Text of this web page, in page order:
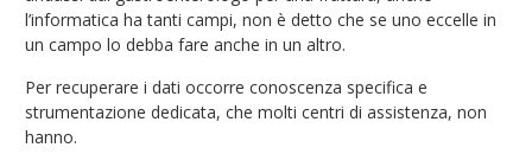
l’informatica ha tanti campi, non è detto che se uno eccelle in
un campo lo debba fare anche in un altro.
Per recuperare i dati occorre conoscenza specifica e
strumentazione dedicata, che molti centri di assistenza, non
hanno.